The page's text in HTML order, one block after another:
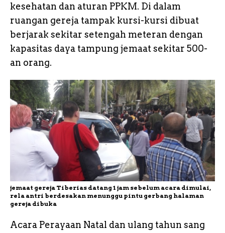
kesehatan dan aturan PPKM. Di dalam
ruangan gereja tampak kursi-kursi dibuat
berjarak sekitar setengah meteran dengan
kapasitas daya tampung jemaat sekitar 500-
an orang.
jemaat gereja Tiberias datang 1 jam sebelum acara dimulai,
rela antri berdesakan menunggu pintu gerbang halaman
gereja dibuka
Acara Perayaan Natal dan ulang tahun sang